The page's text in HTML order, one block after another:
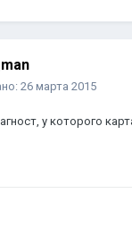
26 марта 2015
у которого